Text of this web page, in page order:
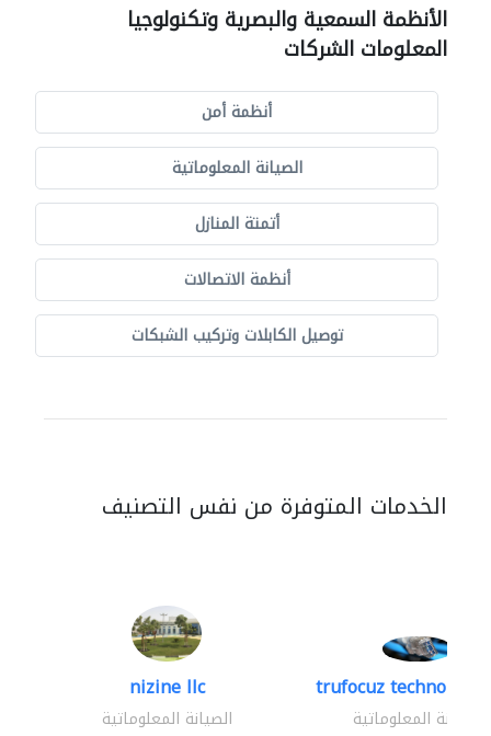
الأنظمة السمعية والبصرية وتكنولوجيا
المعلومات الشركات
أنظمة أمن
الصيانة المعلوماتية
أتمتة المنازل
أنظمة الاتصالات
توصيل الكابلات وتركيب الشبكات
الخدمات المتوفرة من نفس التصنيف
nizine llc
الصيانة المعلوماتية
trufocuz
الصيانة المعلوماتية